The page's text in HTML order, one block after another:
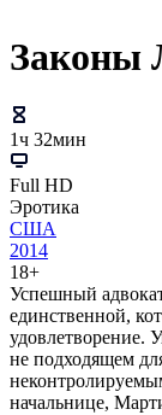
Законы
1ч 32мин
Full HD
Эротика
США
2014
18+
Успешный
единственной,
удовлетворение.
не подходящем
начальнице,